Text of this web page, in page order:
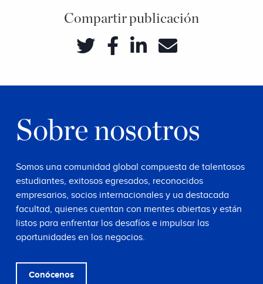
Compartir publicación
Sobre nosotros
Somos una comunidad global compuesta de talentosos
estudiantes, exitosos egresados, reconocidos
empresarios, socios internacionales y ua destacada
facultad, quienes cuentan con mentes abiertas y están
listos para enfrentar los desafíos e impulsar las
oportunidades en los negocios.
Conócenos